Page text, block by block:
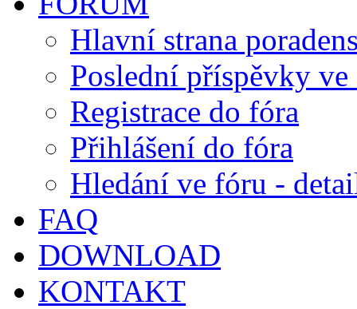
Hlavní strana
Poslední příspěvky
Registrace do fóra
Přihlášení do fóra
Hledání ve fóru -
FAQ
DOWNLOAD
KONTAKT